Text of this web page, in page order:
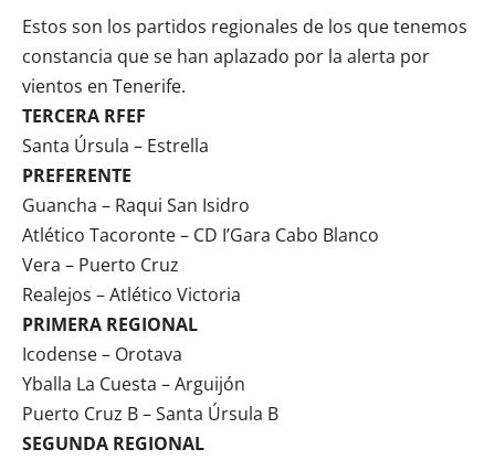
Estos son los partidos regionales de los que tenemos
constancia que se han aplazado por la alerta por
vientos en Tenerife.
TERCERA RFEF
Santa Úrsula – Estrella
PREFERENTE
Guancha – Raqui San Isidro
Atlético Tacoronte – CD I’Gara Cabo Blanco
Vera – Puerto Cruz
Realejos – Atlético Victoria
PRIMERA REGIONAL
Icodense – Orotava
Yballa La Cuesta – Arguijón
Puerto Cruz B – Santa Úrsula B
SEGUNDA REGIONAL